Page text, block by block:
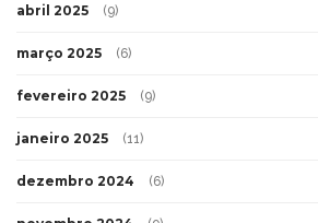
abril 2025 (9)
março 2025 (6)
fevereiro 2025 (9)
janeiro 2025 (11)
dezembro 2024 (6)